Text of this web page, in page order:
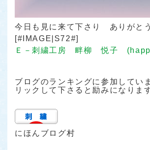
今日も見に来て下さり ありがと
[#IMAGE|S72#]
Ｅ－刺繍工房 畔柳 悦子
ブログのランキングに参加してい
リックして下さると励みになりま
にほんブログ村